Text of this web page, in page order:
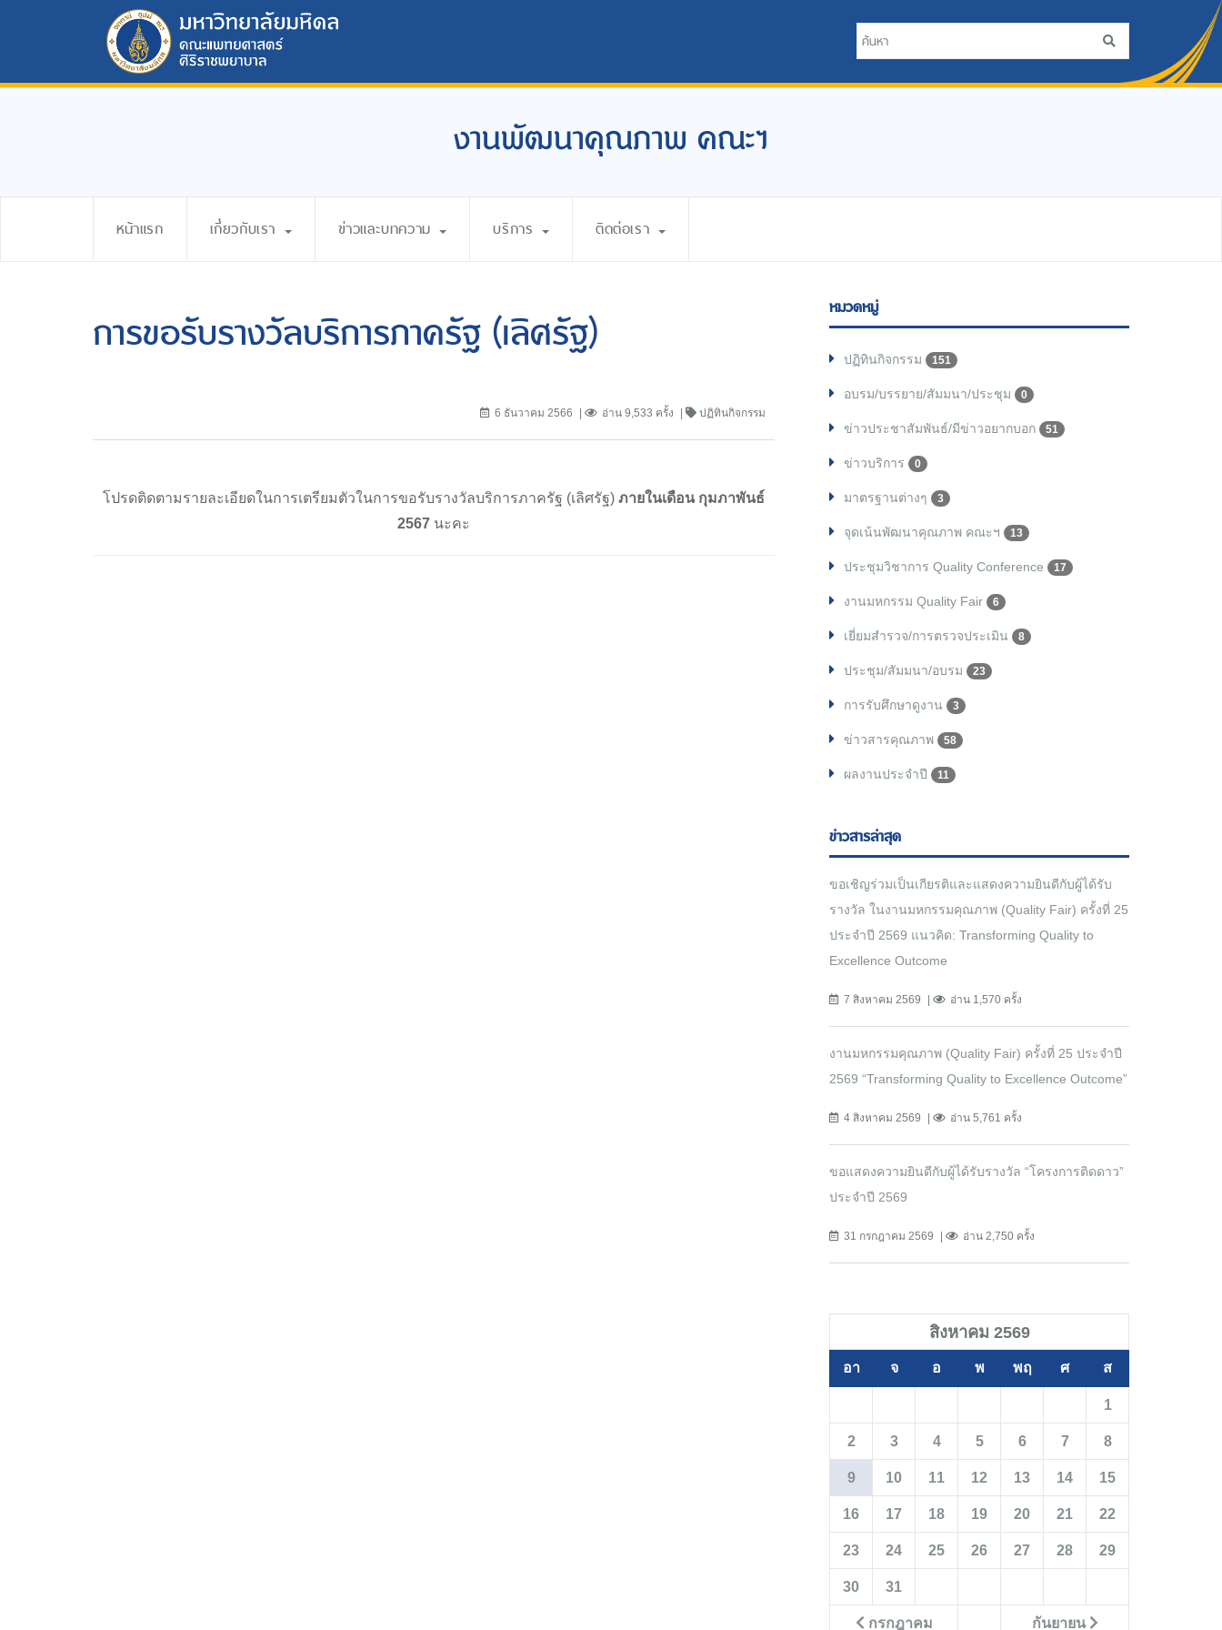
งานพัฒนาคุณภาพ คณะฯ
หน้าแรก เกี่ยวกับเรา ข่าวและบทความ บริการ ติดต่อเรา
การขอรับรางวัลบริการภาครัฐ (เลิศรัฐ)
6 ธันวาคม 2566 อ่าน 9,533 ครั้ง ปฏิทินกิจกรรม
โปรดติดตามรายละเอียดในการเตรียมตัวในการขอรับรางวัลบริการภาครัฐ (เลิศรัฐ) ภายในเดือน กุมภาพันธ์
2567 นะคะ
หมวดหมู่
ปฏิทินกิจกรรม 151
อบรม/บรรยาย/สัมมนา/ประชุม 0
ข่าวประชาสัมพันธ์/มีข่าวอยากบอก 51
ข่าวบริการ 0
มาตรฐานต่างๆ 3
จุดเน้นพัฒนาคุณภาพ คณะฯ 13
ประชุมวิชาการ Quality Conference 17
งานมหกรรม Quality Fair 6
เยี่ยมสำรวจ/การตรวจประเมิน 8
ประชุม/สัมมนา/อบรม 23
การรับศึกษาดูงาน 3
ข่าวสารคุณภาพ 58
ผลงานประจำปี 11
ข่าวสารล่าสุด
ขอเชิญร่วมเป็นเกียรติและแสดงความยินดีกับผู้ได้รับ
รางวัล ในงานมหกรรมคุณภาพ (Quality Fair) ครั้งที่ 25
ประจำปี 2569 แนวคิด: Transforming Quality to
Excellence Outcome
7 สิงหาคม 2569 อ่าน 1,570 ครั้ง
งานมหกรรมคุณภาพ (Quality Fair) ครั้งที่ 25 ประจำปี
2569 “Transforming Quality to Excellence Outcome”
4 สิงหาคม 2569 อ่าน 5,761 ครั้ง
ขอแสดงความยินดีกับผู้ได้รับรางวัล “โครงการติดดาว”
ประจำปี 2569
31 กรกฎาคม 2569 อ่าน 2,750 ครั้ง
สิงหาคม 2569
อา จ อ พ พฤ ศ ส
กรกฎาคม กันยายน
1
2 3 4 5 6 7 8
9 10 11 12 13 14 15
16 17 18 19 20 21 22
23 24 25 26 27 28 29
30 31